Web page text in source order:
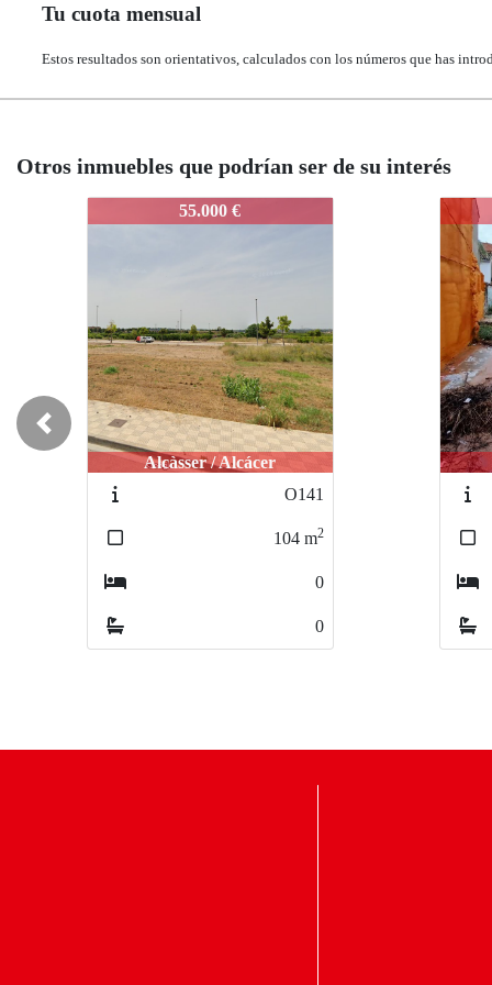
Tu cuota mensual
Estos resultados son orientativos, calculados con los números que has
Otros inmuebles que podrían ser de su interés
/ Alcácer
89.000 €
Alcàsser / Alcàsser
89.000 €
Alcàsser / Alcàsser
Previous